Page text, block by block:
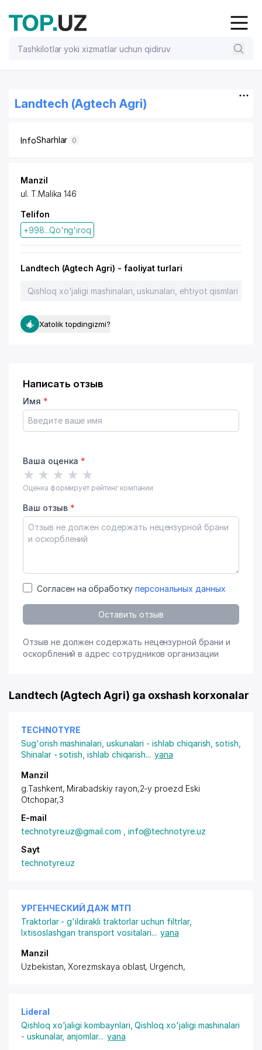
Landtech (Agtech Agri)
InfoSharhlar 0
Manzil
ul. T.Malika 146
Telifon
+998...Qo'ng'iroq
Landtech (Agtech Agri) - faoliyat turlari
Qishloq xo'jaligi mashinalari, uskunalari, ehtiyot qismlari
Xatolik topdingizmi?
Написать отзыв
Имя *
Ваша оценка *
★ ★ ★ ★ ★
Оценка формирует рейтинг компании
Ваш отзыв *
Согласен на обработку персональных данных
Оставить отзыв
Отзыв не должен содержать нецензурной брани и
оскорблений в адрес сотрудников организации
Landtech (Agtech Agri) ga oxshash korxonalar
TECHNOTYRE
Sug'orish mashinalari, uskunalari - ishlab chiqarish, sotish
Shinalar - sotish, ishlab chiqarish... yana
Manzil
g.Tashkent, Mirabadskiy rayon,2-y proezd Eski
Otchopar,3
E-mail
technotyre.uz@gmail.com , info@technotyre.uz
Sayt
technotyre.uz
УРГЕНЧЕСКИЙ ДАЖ МТП
Traktorlar - g'ildirakli traktorlar uchun filtrlar,
Ixtisoslashgan transport vositalari... yana
Manzil
Uzbekistan, Xorezmskaya oblast, Urgench,
Lideral
Qishloq xo'jaligi kombaynlari ,Qishloq xo'jaligi mashinalari
- uskunalar, anjomlar... yana